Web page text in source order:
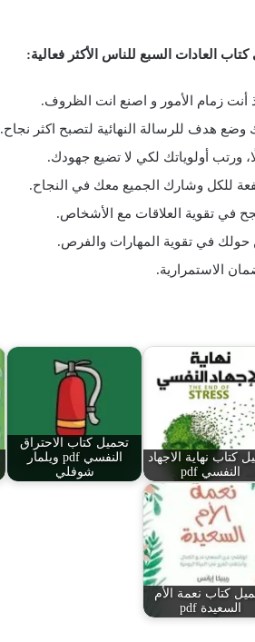
العادات السبع للناس الأكثر فعالية:
أنت زمام الأمور و اصنع انت الظروف.
وضع هدف للرسالة النهائية لتصبح اكثر نجاح.
ورتب أولوياتك لكي لا تضيع جهودك.
للكل وشارك الجميع معك في النجاح.
في تقوية العلاقات مع الأشخاص.
حولك في تقوية المهارات والفرص.
الاستمرارية.
كتاب نهاية الاجهاد
النفسي pdf
تحميل كتاب الاحتراق
النفسي pdf ويلمار
شوفلي
كتاب نعمة الأم
السعيدة pdf